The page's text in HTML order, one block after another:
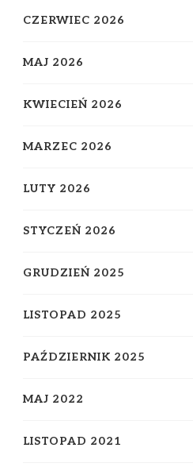
CZERWIEC 2026
MAJ 2026
KWIECIEŃ 2026
MARZEC 2026
LUTY 2026
STYCZEŃ 2026
GRUDZIEŃ 2025
LISTOPAD 2025
PAŹDZIERNIK 2025
MAJ 2022
LISTOPAD 2021